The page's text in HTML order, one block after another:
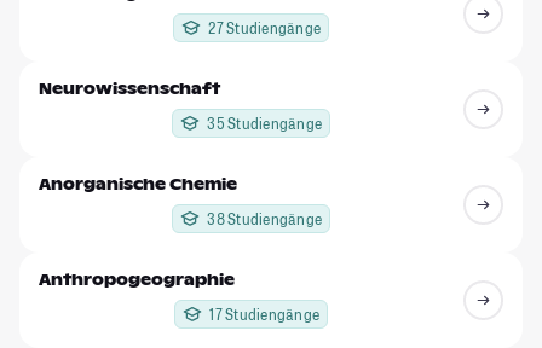
27 Studiengänge
Neurowissenschaft
35 Studiengänge
Anorganische Chemie
38 Studiengänge
Anthropogeographie
17 Studiengänge